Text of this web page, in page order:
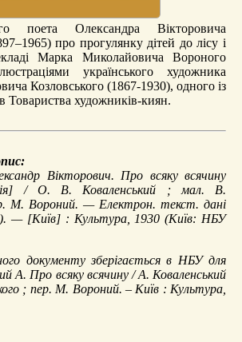
поета Олександра Вікторовича
про прогулянку дітей до лісу і
Марка Миколайовича Вороного
українського художника
Козловського (1867-1930), одного із
Товариства художників-киян.
Вікторович. Про всяку всячину
/ О. В. Коваленський ; мал. В.
М. Вороний. — Електрон. текст. дані
— [Київ] : Культура, 1930 (Київ: НБУ
документу зберігається в НБУ для
А. Про всяку всячину / А. Коваленський
; пер. М. Вороний. – Київ : Культура,